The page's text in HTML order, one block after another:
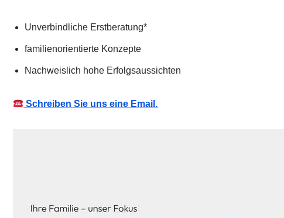
Unverbindliche Erstberatung*
familienorientierte Konzepte
Nachweislich hohe Erfolgsaussichten
Schreiben Sie uns eine Email.